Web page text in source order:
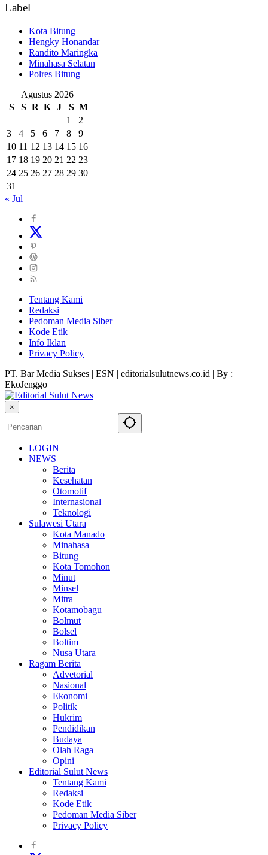
Label
Kota Bitung
Hengky Honandar
Randito Maringka
Minahasa Selatan
Polres Bitung
Agustus 2026
S
S R K J S M
1
2
3
4 5 6 7 8
9
10 11 12 13 14 15 16
17 18 19 20 21 22 23
24 25 26 27 28 29 30
31
« Jul
Tentang Kami
Redaksi
Pedoman Media Siber
Kode Etik
Info Iklan
Privacy Policy
PT. Bar Media Sukses | ESN | editorialsulutnews.co.id | By :
EkoJenggo
×
LOGIN
NEWS
Berita
Kesehatan
Otomotif
Internasional
Teknologi
Sulawesi Utara
Kota Manado
Minahasa
Bitung
Kota Tomohon
Minut
Minsel
Mitra
Kotamobagu
Bolmut
Bolsel
Boltim
Nusa Utara
Ragam Berita
Advetorial
Nasional
Ekonomi
Politik
Hukrim
Pendidikan
Budaya
Olah Raga
Opini
Editorial Sulut News
Tentang Kami
Redaksi
Kode Etik
Pedoman Media Siber
Privacy Policy